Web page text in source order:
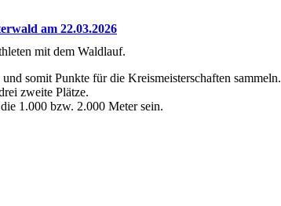
am 22.03.2026
mit dem Waldlauf.
somit Punkte für die Kreismeisterschaften sammeln.
zweite Plätze.
1.000 bzw. 2.000 Meter sein.